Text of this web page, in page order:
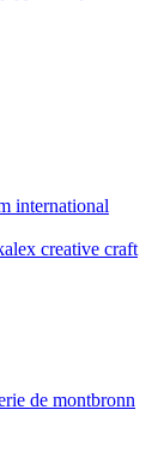
international
creative craft
de montbronn